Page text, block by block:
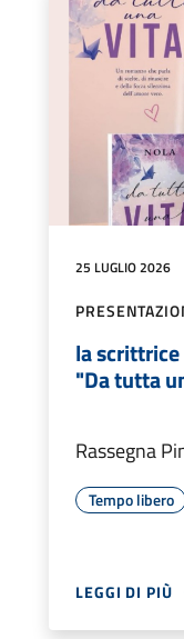
25 LUGLIO 2026
la
"Da tutta
Rassegna
Tempo libero
LEGGI DI PIÙ